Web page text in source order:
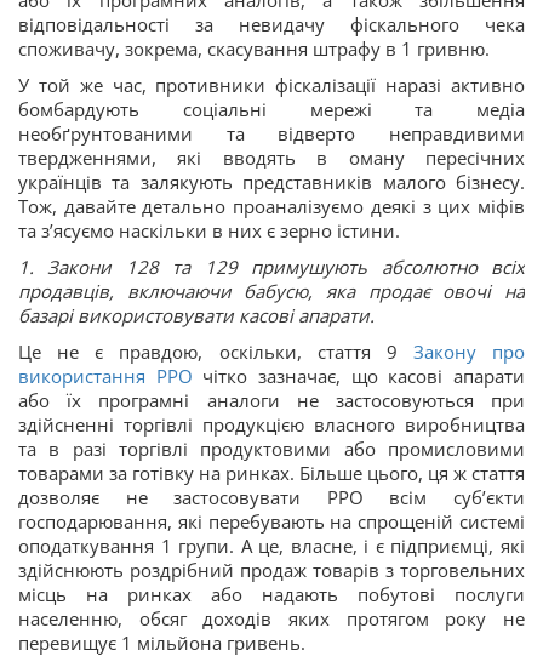
відповідальності за невидачу фіскального чека
споживачу, зокрема, скасування штрафу в 1 гривню.
У той же час, противники фіскалізації наразі активно
бомбардують соціальні мережі та медіа
необґрунтованими та відверто неправдивими
твердженнями, які вводять в оману пересічних
українців та залякують представників малого бізнесу.
Тож, давайте детально проаналізуємо деякі з цих міфів
та з’ясуємо наскільки в них є зерно істини.
1. Закони 128 та 129 примушують абсолютно всіх
продавців, включаючи бабусю, яка продає овочі на
базарі використовувати касові апарати.
Це не є правдою, оскільки, стаття 9 Закону про
використання РРО чітко зазначає, що касові апарати
або їх програмні аналоги не застосовуються при
здійсненні торгівлі продукцією власного виробництва
та в разі торгівлі продуктовими або промисловими
товарами за готівку на ринках. Більше цього, ця ж стаття
дозволяє не застосовувати РРО всім суб’єкти
господарювання, які перебувають на спрощеній системі
оподаткування 1 групи. А це, власне, і є підприємці, які
здійснюють роздрібний продаж товарів з торговельних
місць на ринках або надають побутові послуги
населенню, обсяг доходів яких протягом року не
перевищує 1 мільйона гривень.